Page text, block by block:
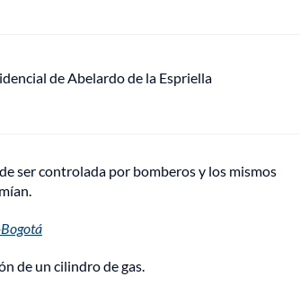
de Abelardo de la Espriella
ser controlada por bomberos y los mismos
de un cilindro de gas.